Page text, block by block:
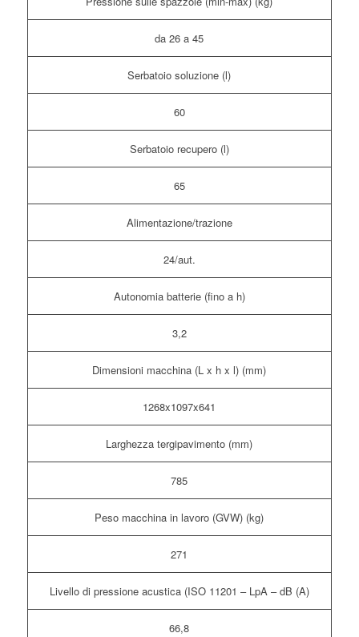
da 26 a 45
Serbatoio soluzione (l)
60
Serbatoio recupero (l)
65
Alimentazione/trazione
24/aut.
Autonomia batterie (fino a h)
3,2
Dimensioni macchina (L x h x l) (mm)
1268x1097x641
Larghezza tergipavimento (mm)
785
Peso macchina in lavoro (GVW) (kg)
271
Livello di pressione acustica (ISO 11201 – LpA – dB (A)
66,8